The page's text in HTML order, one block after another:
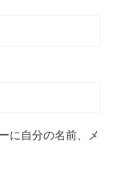
に自分の名前、メ